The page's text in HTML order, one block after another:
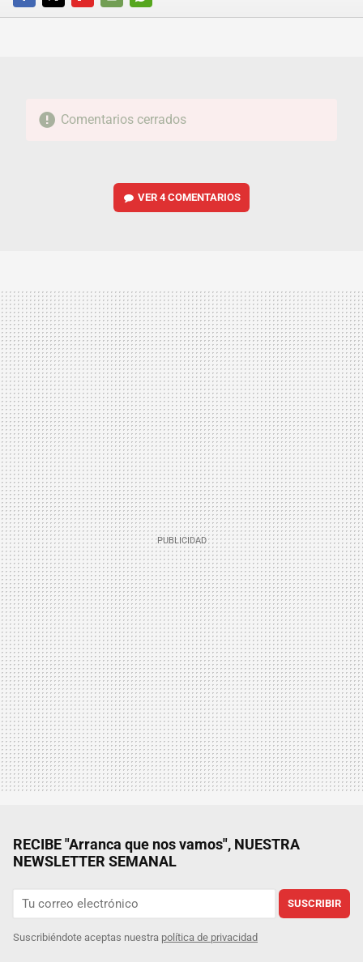
FACEBOOKTWITTERFLIPBOARD
E-
WHATSAPP
Comentarios cerrados
VER4 COMENTARIOS
RECIBE "Arranca que nos vamos", NUESTRA
NEWSLETTER SEMANAL
SUSCRIBIR
Suscribiéndote aceptas nuestra política de privacidad